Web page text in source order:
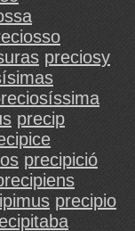
preciosy
precip
precipició
precipio